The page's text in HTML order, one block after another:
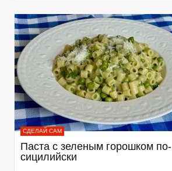
СДЕЛАЙ САМ
Паста с зеленым горошком по-
сицилийски